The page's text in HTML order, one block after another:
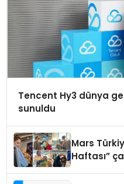
Tencent Hy3 dünya
sunuldu
Mars
Haftası”